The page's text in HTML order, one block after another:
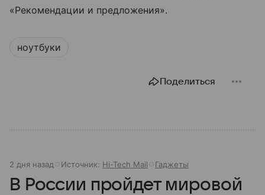
«Рекомендации и предложения».
ноутбуки
Поделиться
2 дня назад Источник: Hi-Tech Mail Гаджеты
В России пройдет мировой